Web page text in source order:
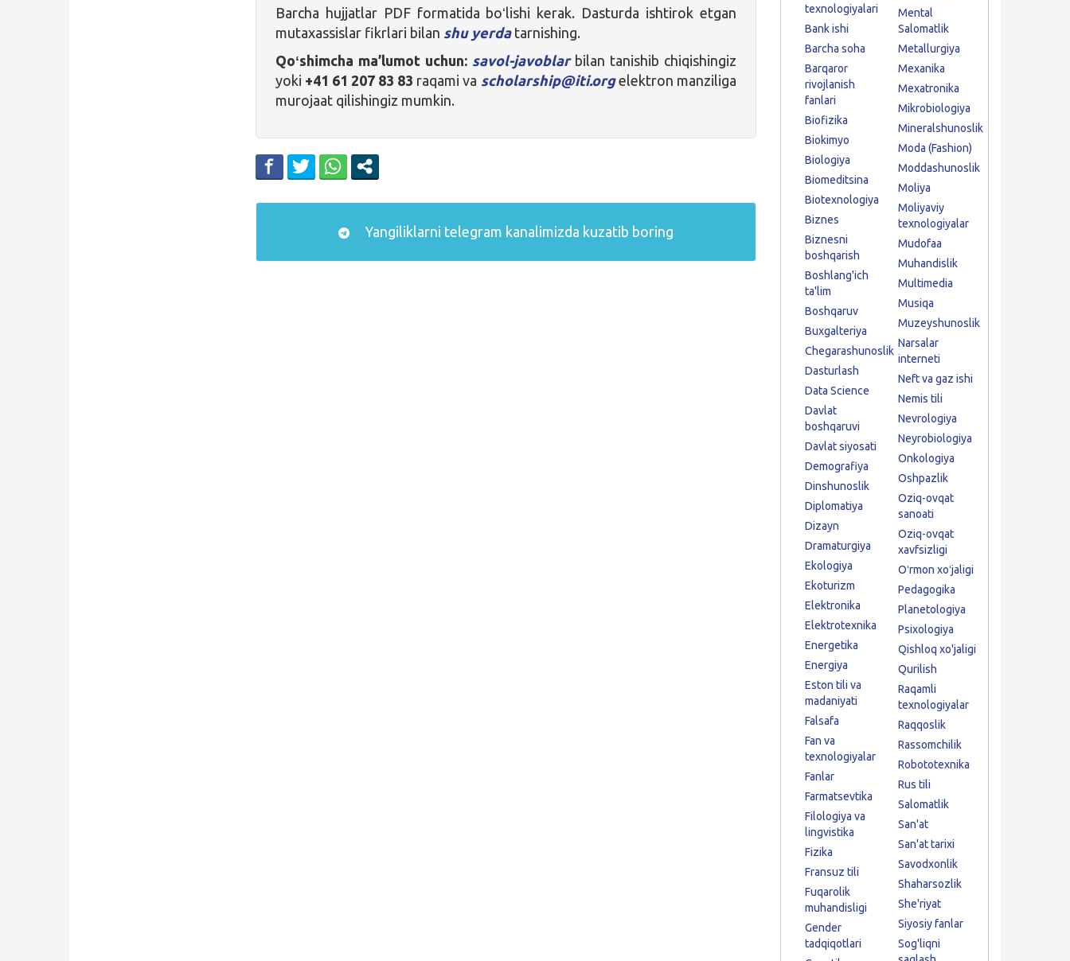
Barcha hujjatlar PDF formatida boʻlishi kerak. Dasturda ishtirok etgan
mutaxassislar fikrlari bilan shu yerdatarnishing.
Qoʻshimcha ma’lumot uchun: savol-javoblarbilan tanishib chiqishingiz
yoki +41 61 207 83 83 raqami va scholarship@iti.orgelektron manziliga
murojaat qilishingiz mumkin.
Yangiliklarni telegram kanalimizda kuzatib boring
texnologiyalari
Bank ishi
Barcha soha
Barqaror
rivojlanish
fanlari
Biofizika
Biokimyo
Biologiya
Biomeditsina
Biotexnologiya
Biznes
Biznesni
boshqarish
Boshlang'ich
ta'lim
Boshqaruv
Buxgalteriya
Chegarashunoslik
Dasturlash
Data Science
Davlat
boshqaruvi
Davlat siyosati
Demografiya
Dinshunoslik
Diplomatiya
Dizayn
Dramaturgiya
Ekologiya
Ekoturizm
Elektronika
Elektrotexnika
Energetika
Energiya
Eston tili va
madaniyati
Falsafa
Fan va
texnologiyalar
Fanlar
Farmatsevtika
Filologiya va
lingvistika
Fizika
Fransuz tili
Fuqarolik
muhandisligi
Gender
tadqiqotlari
Mental
Salomatlik
Metallurgiya
Mexanika
Mexatronika
Mikrobiologiya
Mineralshunoslik
Moda (Fashion)
Moddashunoslik
Moliya
Moliyaviy
texnologiyalar
Mudofaa
Muhandislik
Multimedia
Musiqa
Muzeyshunoslik
Narsalar
interneti
Neft va gaz ishi
Nemis tili
Nevrologiya
Neyrobiologiya
Onkologiya
Oshpazlik
Oziq-ovqat
sanoati
Oziq-ovqat
xavfsizligi
Oʻrmon xoʻjaligi
Pedagogika
Planetologiya
Psixologiya
Qishloq xo'jaligi
Qurilish
Raqamli
texnologiyalar
Raqqoslik
Rassomchilik
Robototexnika
Rus tili
Salomatlik
San'at
San'at tarixi
Savodxonlik
Shaharsozlik
She'riyat
Siyosiy fanlar
Sog'liqni